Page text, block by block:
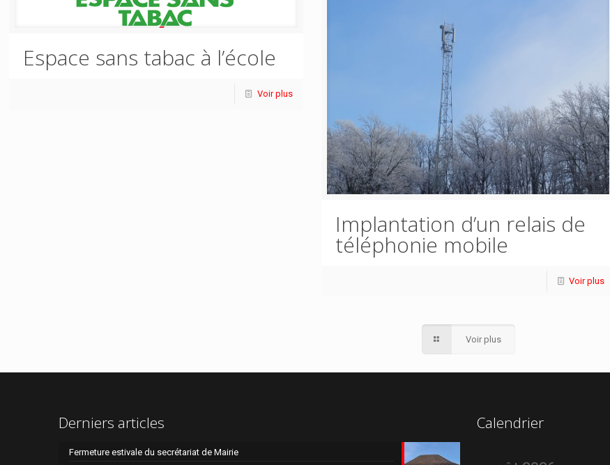
Espace sans tabac à l’école
Voir plus
Implantation d’un relais de
téléphonie mobile
Voir plus
Voir plus
Derniers articles
Fermeture estivale du secrétariat de Mairie
Calendrier